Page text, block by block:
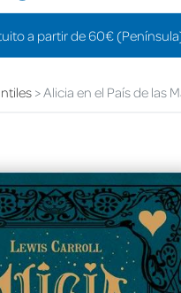
a partir de 60€
Alicia en el País de las